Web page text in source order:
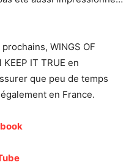
WINGS OF
IT TRUE en
que peu de temps
en France.